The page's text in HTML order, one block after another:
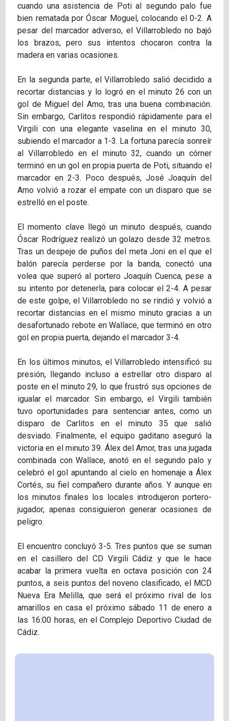
cuando una asistencia de Poti al segundo palo fue
bien rematada por Óscar Moguel, colocando el 0-2. A
pesar del marcador adverso, el Villarrobledo no bajó
los brazos, pero sus intentos chocaron contra la
madera en varias ocasiones.
En la segunda parte, el Villarrobledo salió decidido a
recortar distancias y lo logró en el minuto 26 con un
gol de Miguel del Amo, tras una buena combinación.
Sin embargo, Carlitos respondió rápidamente para el
Virgili con una elegante vaselina en el minuto 30,
subiendo el marcador a 1-3. La fortuna parecía sonreír
al Villarrobledo en el minuto 32, cuando un córner
terminó en un gol en propia puerta de Poti, situando el
marcador en 2-3. Poco después, José Joaquín del
Amo volvió a rozar el empate con un disparo que se
estrelló en el poste.
El momento clave llegó un minuto después, cuando
Óscar Rodríguez realizó un golazo desde 32 metros.
Tras un despeje de puños del meta Joni en el que el
balón parecía perderse por la banda, conectó una
volea que superó al portero Joaquín Cuenca, pese a
su intento por detenerla, para colocar el 2-4. A pesar
de este golpe, el Villarrobledo no se rindió y volvió a
recortar distancias en el mismo minuto gracias a un
desafortunado rebote en Wallace, que terminó en otro
gol en propia puerta, dejando el marcador 3-4.
En los últimos minutos, el Villarrobledo intensificó su
presión, llegando incluso a estrellar otro disparo al
poste en el minuto 29, lo que frustró sus opciones de
igualar el marcador. Sin embargo, el Virgili también
tuvo oportunidades para sentenciar antes, como un
disparo de Carlitos en el minuto 35 que salió
desviado. Finalmente, el equipo gaditano aseguró la
victoria en el minuto 39. Álex del Amor, tras una jugada
combinada con Wallace, anotó en el segundo palo y
celebró el gol apuntando al cielo en homenaje a Álex
Cortés, su fiel compañero durante años. Y aunque en
los minutos finales los locales introdujeron portero-
jugador, apenas consiguieron generar ocasiones de
peligro.
El encuentro concluyó 3-5. Tres puntos que se suman
en el casillero del CD Virgili Cádiz y que le hace
acabar la primera vuelta en octava posición con 24
puntos, a seis puntos del noveno clasificado, el MCD
Nueva Era Melilla, que será el próximo rival de los
amarillos en casa el próximo sábado 11 de enero a
las 16:00 horas, en el Complejo Deportivo Ciudad de
Cádiz.